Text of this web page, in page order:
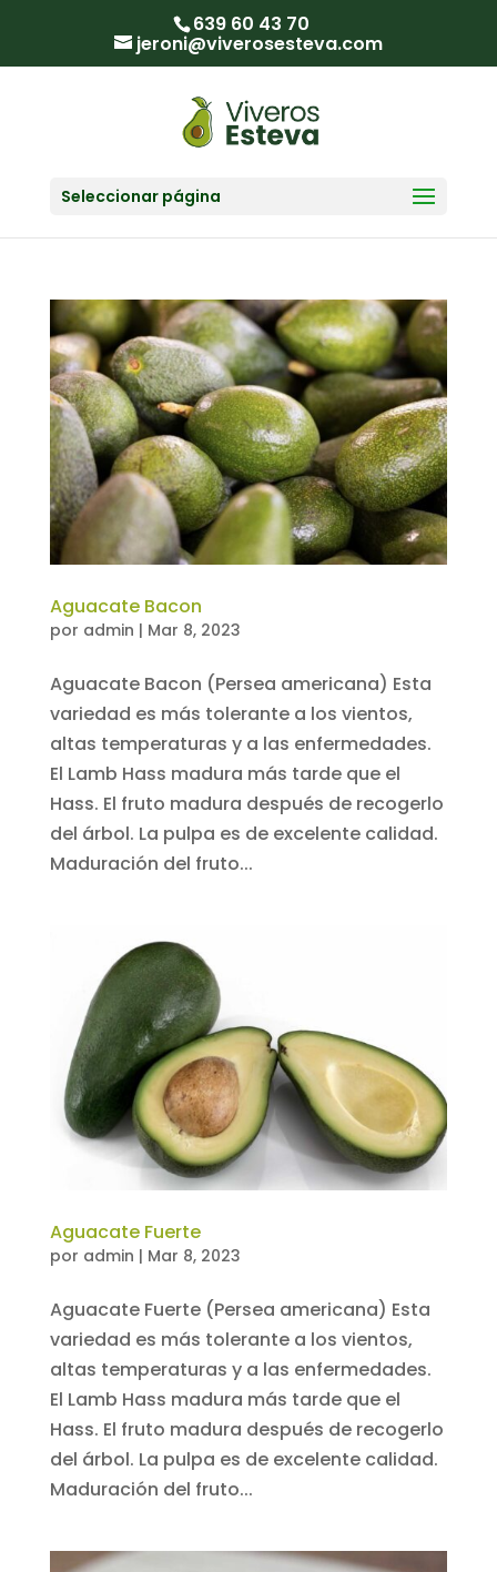
639 60 43 70
jeroni@viverosesteva.com
Seleccionar página
Aguacate Bacon
por admin | Mar 8, 2023
Aguacate Bacon (Persea americana) Esta
variedad es más tolerante a los vientos,
altas temperaturas y a las enfermedades.
El Lamb Hass madura más tarde que el
Hass. El fruto madura después de recogerlo
del árbol. La pulpa es de excelente calidad.
Maduración del fruto...
Aguacate Fuerte
por admin | Mar 8, 2023
Aguacate Fuerte (Persea americana) Esta
variedad es más tolerante a los vientos,
altas temperaturas y a las enfermedades.
El Lamb Hass madura más tarde que el
Hass. El fruto madura después de recogerlo
del árbol. La pulpa es de excelente calidad.
Maduración del fruto...